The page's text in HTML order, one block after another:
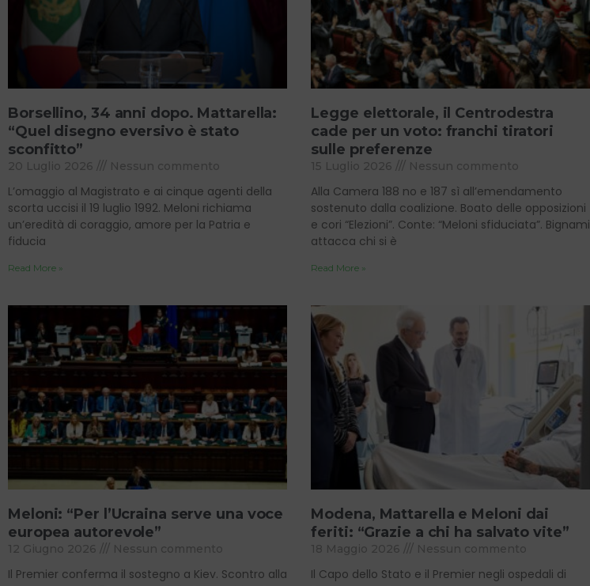
Borsellino, 34 anni dopo. Mattarella:
“Quel disegno eversivo è stato
sconfitto”
20 Luglio 2026 Nessun commento
L’omaggio al Magistrato e ai cinque agenti della
scorta uccisi il 19 luglio 1992. Meloni richiama
un’eredità di coraggio, amore per la Patria e
fiducia
Read More »
Legge elettorale, il Centrodestra
cade per un voto: franchi tiratori
sulle preferenze
15 Luglio 2026 Nessun commento
Alla Camera 188 no e 187 sì all’emendamento
sostenuto dalla coalizione. Boato delle opposizioni
e cori “Elezioni”. Conte: “Meloni sfiduciata”. Bignami
attacca chi si è
Read More »
Meloni: “Per l’Ucraina serve una voce
europea autorevole”
12 Giugno 2026 Nessun commento
Il Premier conferma il sostegno a Kiev. Scontro alla
Modena, Mattarella e Meloni dai
feriti: “Grazie a chi ha salvato vite”
18 Maggio 2026 Nessun commento
Il Capo dello Stato e il Premier negli ospedali di